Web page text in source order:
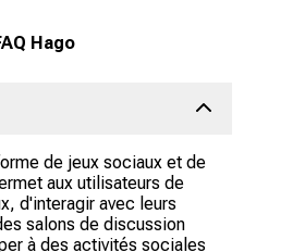
Hago
de jeux sociaux et de
aux utilisateurs de
d'interagir avec leurs
salons de discussion
à des activités sociales